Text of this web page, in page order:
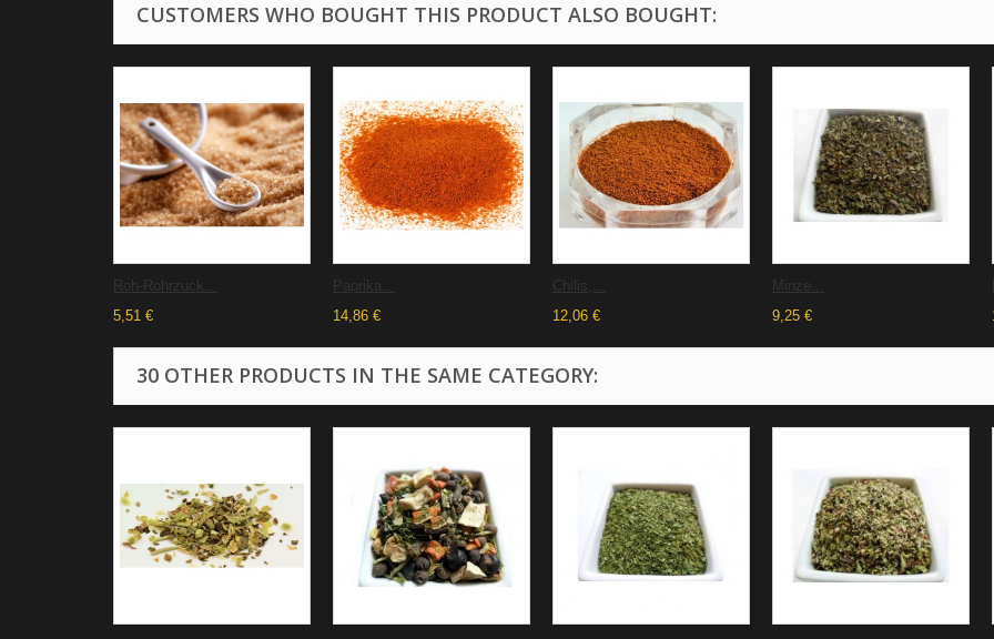
CUSTOMERS WHO BOUGHT THIS PRODUCT ALSO BOUGHT:
Roh-Rohrzuck...
5,51 €
Paprika...
14,86 €
Chilis,...
12,06 €
Minze...
9,25 €
30 OTHER PRODUCTS IN THE SAME CATEGORY: